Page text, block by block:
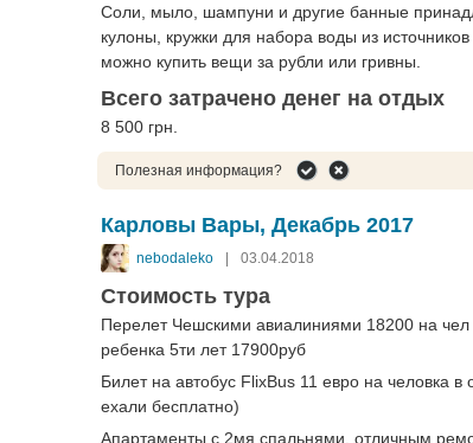
Соли, мыло, шампуни и другие банные
кулоны, кружки для набора воды из
можно купить вещи за рубли или гривны.
Всего затрачено денег на отдых
8 500 грн.
Полезная информация?
Карловы Вары, Декабрь 2017
nebodaleko | 03.04.2018
Стоимость тура
Перелет Чешскими авиалиниями 18200 на
ребенка 5ти лет 17900руб
Билет на автобус FlixBus 11 евро на человка
ехали бесплатно)
Апартаменты с 2мя спальнями, отличным